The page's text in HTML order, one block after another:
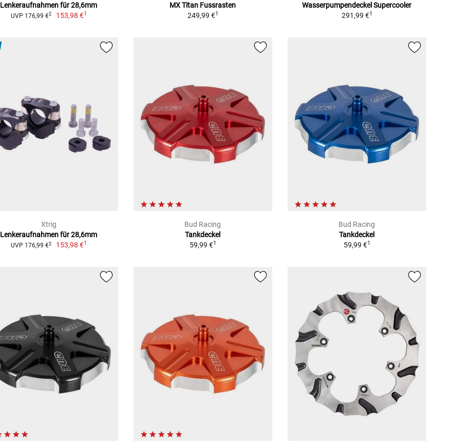
Lenkeraufnahmen für 28,6mm
UVP 176,99 €2 153,98 €1
MX Titan Fussrasten
249,99 €1
Wasserpumpendeckel Supercooler
291,99 €1
Xtrig
Lenkeraufnahmen für 28,6mm
UVP 176,99 €2 153,98 €1
Bud Racing
Tankdeckel
59,99 €1
Bud Racing
Tankdeckel
59,99 €1